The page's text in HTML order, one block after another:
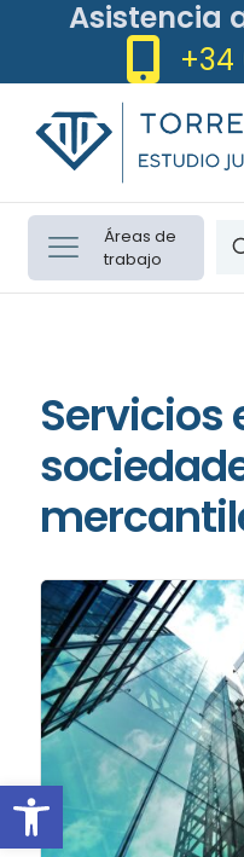
Abrir barra
Asistencia
+34
Áreas de
trabajo
Servicios